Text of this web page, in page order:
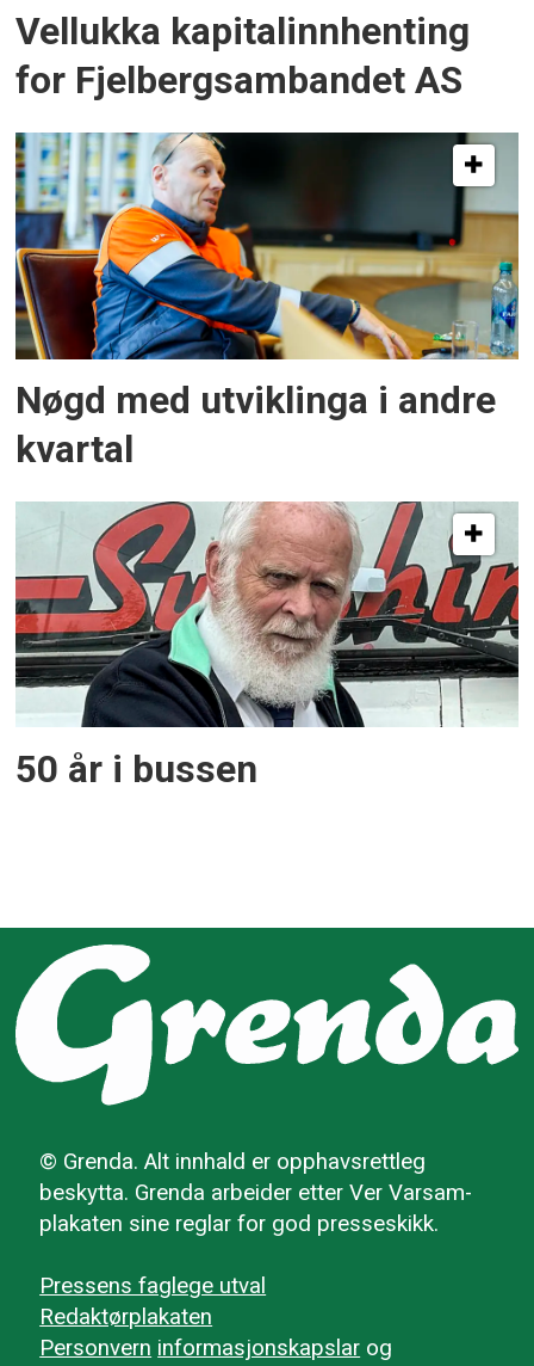
Vellukka kapitalinnhenting
for Fjelbergsambandet AS
Nøgd med utviklinga i andre
kvartal
50 år i bussen
© Grenda. Alt innhald er opphavsrettleg
beskytta. Grenda arbeider etter Ver Varsam-
plakaten sine reglar for god presseskikk.
Pressens faglege utval
Redaktørplakaten
Personvern informasjonskapslar og